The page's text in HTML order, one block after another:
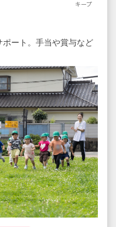
限20,000円
受給可、諸条件あり
用補助金（5年総額・
月額上限60,000円・2030
昨年実績：3,000円～
12月／3月）昨年実績：計3
キープ
ート。手当や賞与など